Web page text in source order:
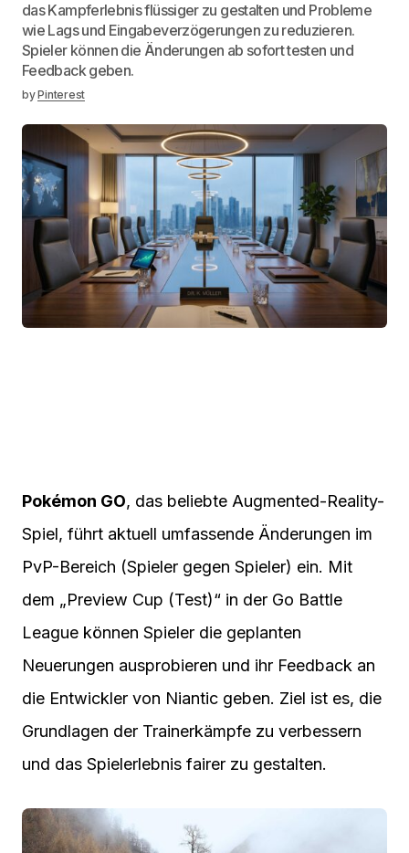
das Kampferlebnis flüssiger zu gestalten und Probleme
wie Lags und Eingabeverzögerungen zu reduzieren.
Spieler können die Änderungen ab sofort testen und
Feedback geben.
byPinterest
Pokémon GO, das beliebte Augmented-Reality-
Spiel, führt aktuell umfassende Änderungen im
PvP-Bereich (Spieler gegen Spieler) ein. Mit
dem „Preview Cup (Test)“ in der Go Battle
League können Spieler die geplanten
Neuerungen ausprobieren und ihr Feedback an
die Entwickler von Niantic geben. Ziel ist es, die
Grundlagen der Trainerkämpfe zu verbessern
und das Spielerlebnis fairer zu gestalten.